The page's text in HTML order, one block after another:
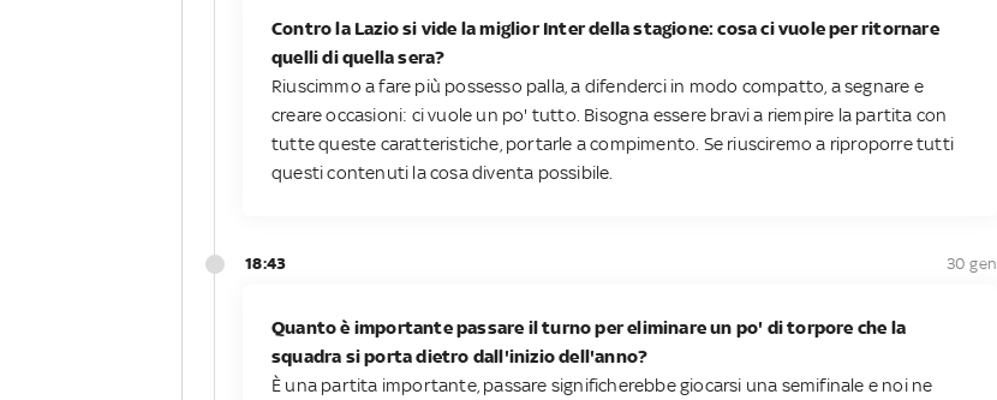
Contro la Lazio si vide la miglior Inter della stagione: cosa ci vuole per ritornare
quelli di quella sera?
Riuscimmo a fare più possesso palla, a difenderci in modo compatto, a segnare e
creare occasioni: ci vuole un po' tutto. Bisogna essere bravi a riempire la partita con
tutte queste caratteristiche, portarle a compimento. Se riusciremo a riproporre tutti
questi contenuti la cosa diventa possibile.
18:43 30 gen
Quanto è importante passare il turno per eliminare un po' di torpore che la
squadra si porta dietro dall'inizio dell'anno?
È una partita importante, passare significherebbe giocarsi una semifinale e noi ne